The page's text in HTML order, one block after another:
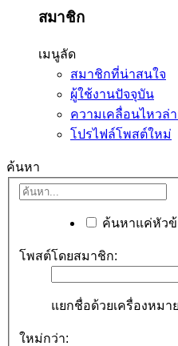
สมาชิก
เมนูลัด
สมาชิกที่น่าสนใจ
ผู้ใช้งานปัจจุบัน
ความเคลื่อนไหวล่
โปรไฟล์โพสต์ใหม่
ค้นหา
ค้นหาแค่หัวข้
โพสต์โดยสมาชิก:
แยกชื่อด้วยเครื่องหมา
ใหม่กว่า: